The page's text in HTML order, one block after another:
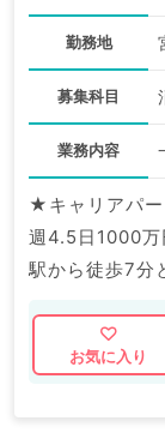
勤務地
募集科目
業務内容
★キャリアパ
週4.5日1000
駅から徒歩7分
マイナビ
関求人はもち
掲載情報以外
お気に入り